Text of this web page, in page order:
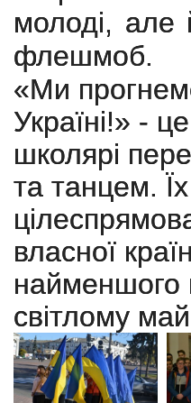
молоді, але
флешмоб.
«Ми
Україні!» -
школярі
та танцем. Їх
власної
найменшого
світлому